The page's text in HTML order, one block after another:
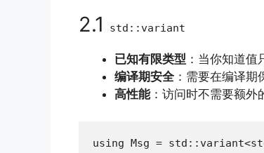
2.1 std::variant
已知有限类型 ：当你知道
编译期安全：需要在编译期
高性能：访问时不需要额外
using Msg =